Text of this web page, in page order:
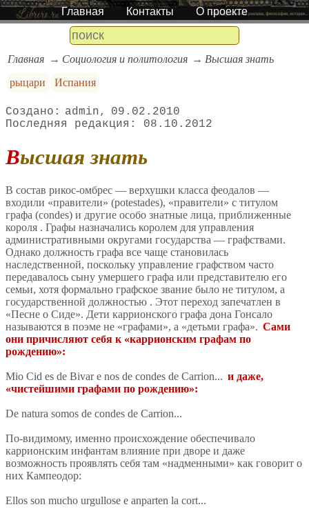
Главная Контакты О проекте
Главная Социология и политология
Высшая знать
рыцари
Испания
admin
09.02.2010
08.10.2012
Высшая знать
В состав рикос-омбрес — верхушки класса феодалов —
входили «правители» (potestades), «правители» с титулом
графа (condes) и другие особо знатные лица, приближенные
короля . Графы назначались королем для управления
административными округами государства — графствами.
Однако должность графа все чаще становилась
наследственной, поскольку управление графством часто
передавалось сыну умершего графа или представителю его
семьи, хотя формально графское звание было не титулом, а
государственной должностью . Этот переход запечатлен в
«Песне о Сиде». Дети каррионского графа дона Гонсало
называются в поэме не «графами», а «детьми графа». Сами
они причисляют себя к «каррионским графам по
рождению»:
Mio Cid es de Bivar e nos de condes de Carrion... и даже,
«чистейшими графами по рождению»:
De natura somos de condes de Carrion...
По-видимому, именно происхождение обеспечивало
каррионским инфантам влияние при дворе и даже
возможность проявлять себя там «надменными» как говорит о
них Кампеодор:
Ellos son mucho urgullose e anparten la cort...